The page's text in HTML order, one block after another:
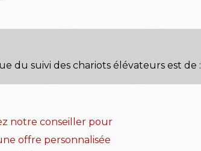
du suivi des chariots élévateurs est de :
notre conseiller pour
offre personnalisée